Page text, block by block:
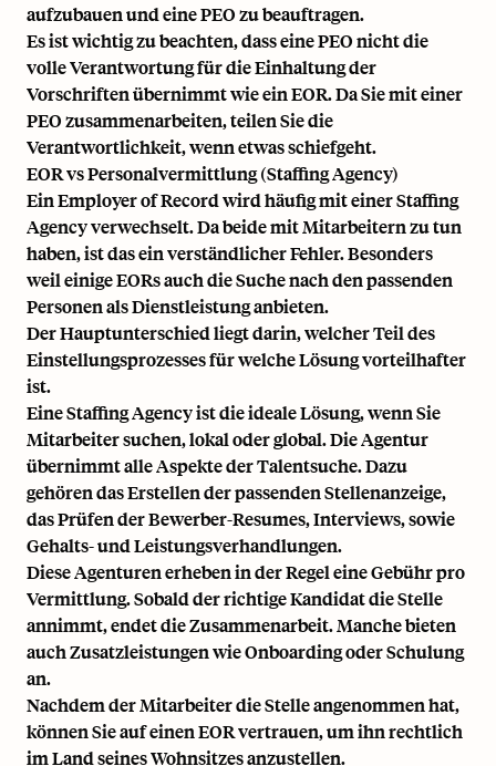
aufzubauen und eine PEO zu beauftragen.
Es ist wichtig zu beachten, dass eine PEO nicht die
volle Verantwortung für die Einhaltung der
Vorschriften übernimmt wie ein EOR. Da Sie mit einer
PEO zusammenarbeiten, teilen Sie die
Verantwortlichkeit, wenn etwas schiefgeht.
EOR vs Personalvermittlung (Staffing Agency)
Ein Employer of Record wird häufig mit einer Staffing
Agency verwechselt. Da beide mit Mitarbeitern zu tun
haben, ist das ein verständlicher Fehler. Besonders
weil einige EORs auch die Suche nach den passenden
Personen als Dienstleistung anbieten.
Der Hauptunterschied liegt darin, welcher Teil des
Einstellungsprozesses für welche Lösung vorteilhafter
ist.
Eine Staffing Agency ist die ideale Lösung, wenn Sie
Mitarbeiter suchen, lokal oder global. Die Agentur
übernimmt alle Aspekte der Talentsuche. Dazu
gehören das Erstellen der passenden Stellenanzeige,
das Prüfen der Bewerber-Resumes, Interviews, sowie
Gehalts- und Leistungsverhandlungen.
Diese Agenturen erheben in der Regel eine Gebühr pro
Vermittlung. Sobald der richtige Kandidat die Stelle
annimmt, endet die Zusammenarbeit. Manche bieten
auch Zusatzleistungen wie Onboarding oder Schulung
an.
Nachdem der Mitarbeiter die Stelle angenommen hat,
können Sie auf einen EOR vertrauen, um ihn rechtlich
im Land seines Wohnsitzes anzustellen.